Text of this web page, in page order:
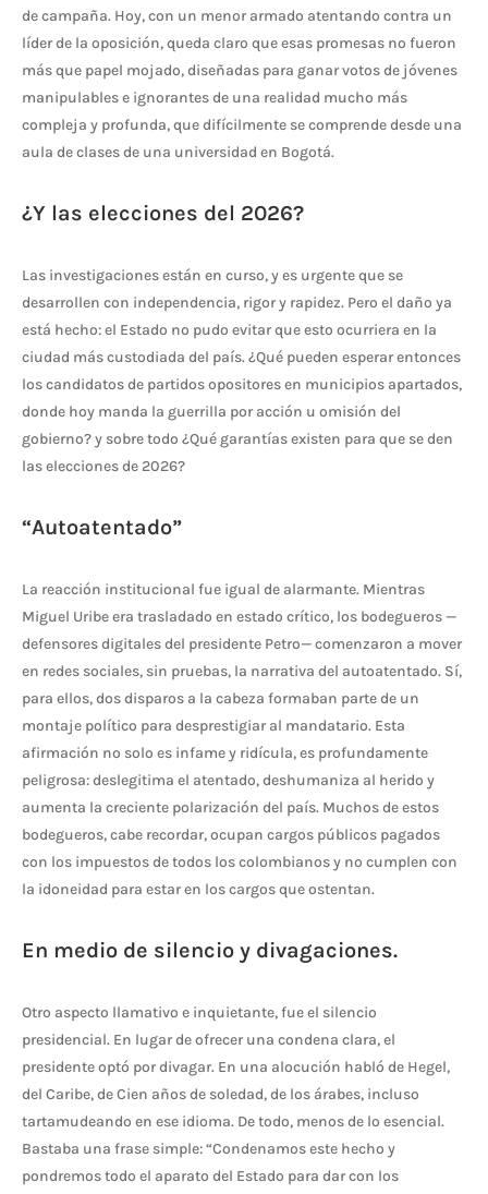
de campaña. Hoy, con un menor armado atentando contra un
líder de la oposición, queda claro que esas promesas no fueron
más que papel mojado, diseñadas para ganar votos de jóvenes
manipulables e ignorantes de una realidad mucho más
compleja y profunda, que difícilmente se comprende desde una
aula de clases de una universidad en Bogotá.
¿Y las elecciones del 2026?
Las investigaciones están en curso, y es urgente que se
desarrollen con independencia, rigor y rapidez. Pero el daño ya
está hecho: el Estado no pudo evitar que esto ocurriera en la
ciudad más custodiada del país. ¿Qué pueden esperar entonces
los candidatos de partidos opositores en municipios apartados,
donde hoy manda la guerrilla por acción u omisión del
gobierno? y sobre todo ¿Qué garantías existen para que se den
las elecciones de 2026?
“Autoatentado”
La reacción institucional fue igual de alarmante. Mientras
Miguel Uribe era trasladado en estado crítico, los bodegueros —
defensoresdigitales del presidente Petro— comenzaron a mover
en redes sociales, sin pruebas, la narrativa del autoatentado. Sí,
para ellos, dos disparos a la cabeza formaban parte de un
montaje político para desprestigiar al mandatario. Esta
afirmación no solo es infame y ridícula, es profundamente
peligrosa: deslegitima el atentado, deshumaniza al herido y
aumenta la creciente polarización del país. Muchos de estos
bodegueros, cabe recordar, ocupan cargos públicos pagados
con los impuestos de todos los colombianos y no cumplen con
la idoneidad para estar en los cargos que ostentan.
En medio de silencio y divagaciones.
Otro aspecto llamativo e inquietante, fue el silencio
presidencial. En lugar de ofrecer una condena clara, el
presidente optó por divagar. En una alocución habló de Hegel,
del Caribe, de Cien años de soledad, de los árabes, incluso
tartamudeando en ese idioma. De todo, menos de lo esencial.
Bastaba una frase simple: “Condenamos este hecho y
pondremos todo el aparato del Estado para dar con los